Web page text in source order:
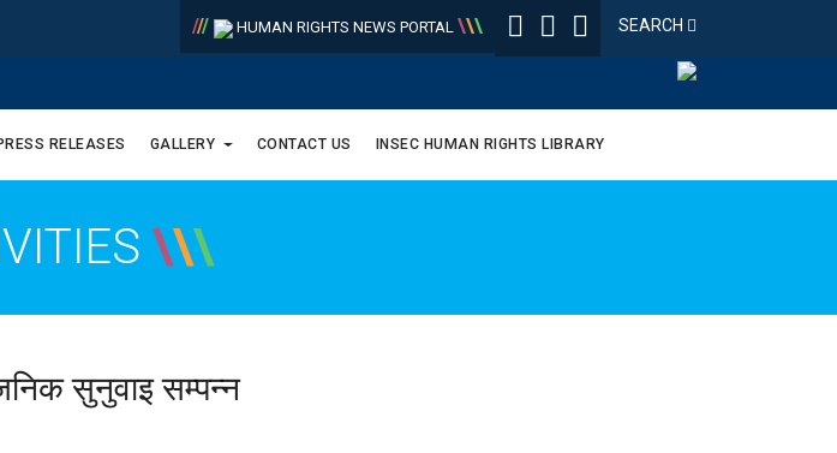
SEARCH
/// HUMAN RIGHTS NEWS PORTAL \\\
RELEASES GALLERY CONTACT US INSEC HUMAN RIGHTS LIBRARY
\\\
सुनुवाइ सम्पन्न